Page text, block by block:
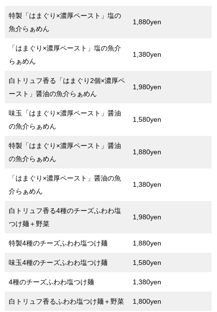
特製「はまぐり×濃厚ペースト」塩の
魚介らぁめん
1,880yen
「はまぐり×濃厚ペースト」塩の魚介
らぁめん
1,380yen
白トリュフ香る「はまぐり2個×濃厚ペ
ースト」醤油の魚介らぁめん
1,980yen
味玉「はまぐり×濃厚ペースト」醤油
の魚介らぁめん
1,580yen
特製「はまぐり×濃厚ペースト」醤油
の魚介らぁめん
1,880yen
「はまぐり×濃厚ペースト」醤油の魚
介らぁめん
1,380yen
白トリュフ香る4種のチーズふわわ塩
つけ麺＋野菜
1,980yen
特製4種のチーズふわわ塩つけ麺 1,880yen
味玉4種のチーズふわわ塩つけ麺 1,580yen
4種のチーズふわわ塩つけ麺 1,380yen
白トリュフ香るふわわ塩つけ麺＋野菜 1,800yen